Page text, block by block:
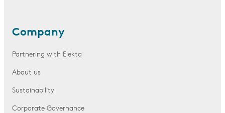
Company
Partnering with Elekta
About us
Sustainability
Corporate Governance